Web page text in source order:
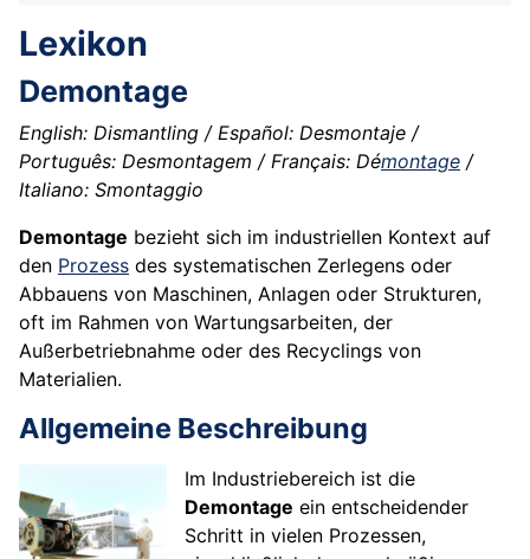
Lexikon
Demontage
English: Dismantling / Español: Desmontaje /
Português: Desmontagem / Français: Démontage /
Italiano: Smontaggio
Demontage bezieht sich im industriellen Kontext auf
den Prozess des systematischen Zerlegens oder
Abbauens von Maschinen, Anlagen oder Strukturen,
oft im Rahmen von Wartungsarbeiten, der
Außerbetriebnahme oder des Recyclings von
Materialien.
Allgemeine Beschreibung
Im Industriebereich ist die
Demontage ein entscheidender
Schritt in vielen Prozessen,